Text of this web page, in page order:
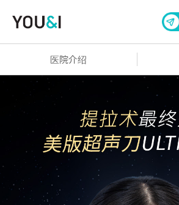
医院介绍